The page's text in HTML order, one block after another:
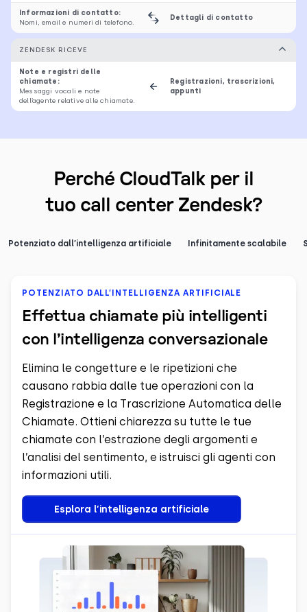
Informazioni di contatto:
Nomi, email e numeri di telefono.
Dettagli di contatto
ZENDESK RICEVE
Note e registri delle
chiamate:
Messaggi vocali e note
dell’agente relative alle chiamate.
Registrazioni, trascrizioni,
appunti
Perché CloudTalk per il
tuo call center Zendesk?
Potenziato dall’intelligenza artificiale Infinitamente scalabile
POTENZIATO DALL’INTELLIGENZA ARTIFICIALE
Effettua chiamate più intelligenti
con l’intelligenza conversazionale
Elimina le congetture e le ripetizioni che
causano rabbia dalle tue operazioni con la
Registrazione e la Trascrizione Automatica delle
Chiamate. Ottieni chiarezza su tutte le tue
chiamate con l’estrazione degli argomenti e
l’analisi del sentimento, e istruisci gli agenti con
informazioni utili.
Esplora l’intelligenza artificiale